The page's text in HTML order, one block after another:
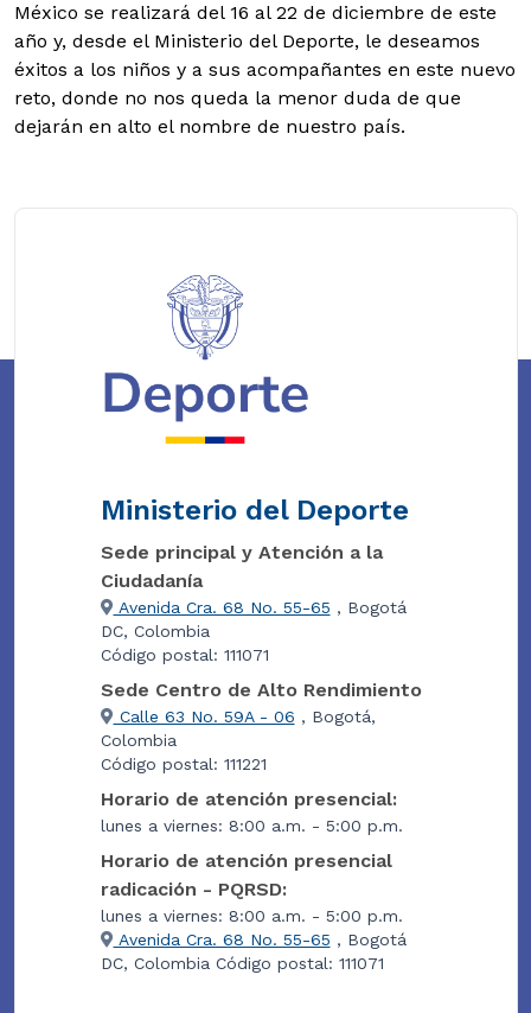
México se realizará del 16 al 22 de diciembre de este
año y, desde el Ministerio del Deporte, le deseamos
éxitos a los niños y a sus acompañantes en este nuevo
reto, donde no nos queda la menor duda de que
dejarán en alto el nombre de nuestro país.
Ministerio del Deporte
Sede principal y Atención a la
Ciudadanía
Avenida Cra. 68 No. 55-65 , Bogotá
DC, Colombia
Código postal: 111071
Sede Centro de Alto Rendimiento
Calle 63 No. 59A - 06 , Bogotá,
Colombia
Código postal: 111221
Horario de atención presencial:
lunes a viernes: 8:00 a.m. - 5:00 p.m.
Horario de atención presencial
radicación - PQRSD:
lunes a viernes: 8:00 a.m. - 5:00 p.m.
Avenida Cra. 68 No. 55-65 , Bogotá
DC, Colombia Código postal: 111071